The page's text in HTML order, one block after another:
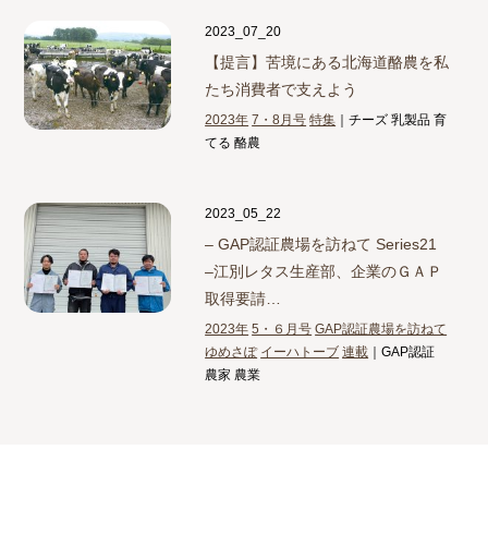
2023_07_20
【提言】苦境にある北海道酪農を私
たち消費者で支えよう
2023年 7・8月号 特集 ｜チーズ 乳製品 育
てる 酪農
2023_05_22
– GAP認証農場を訪ねて Series21
–江別レタス生産部、企業のＧＡＰ
取得要請…
2023年 5・６月号 GAP認証農場を訪ねて
ゆめさぽ イーハトーブ 連載 ｜GAP認証
農家 農業